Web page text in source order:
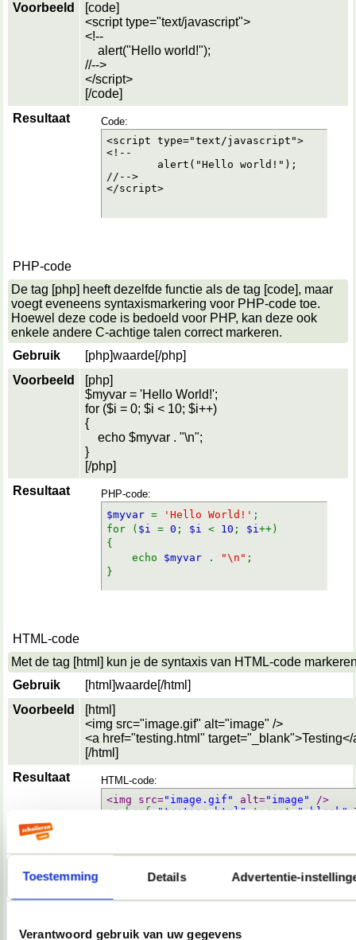
Toestemming Details Advertentie-
Verantwoord gebruik van uw gegevens
Voorbeeld
[code]
<script type="text/javascript">
<!--
alert("Hello world!");
//-->
</script>
[/code]
Resultaat
Code:
<script type="text/javascript">
<!--
//-->
</script>
PHP-code
De tag [php] heeft dezelfde functie als de tag [code], maar
voegt eveneens syntaxismarkering voor PHP-code toe.
Hoewel deze code is bedoeld voor PHP, kan deze ook
enkele andere C-achtige talen correct markeren.
Gebruik
[php]waarde[/php]
Voorbeeld
[php]
$myvar = 'Hello World!';
for ($i = 0; $i < 10; $i++)
{
echo $myvar . "\n";
}
[/php]
Resultaat
PHP-code:
$myvar = 'Hello World!' ;
for ( $i = 0 ; $i < 10 ; $i++)
{
echo $myvar . "\n" ;
}
HTML-code
Met de tag [html] kun je de syntaxis van HTML-code
Gebruik
[html]waarde[/html]
Voorbeeld
[html]
<img src="image.gif" alt="image" />
<a href="testing.html" target="_blank">Testing</
[/html]
Resultaat
HTML-code:
<img src="image.gif" alt="image"
/>
<a href="testing.html" target="_blank">